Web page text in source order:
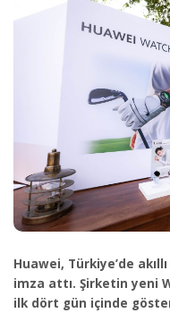
Huawei, Türkiye’de
imza attı. Şirketin yeni
ilk dört gün içinde